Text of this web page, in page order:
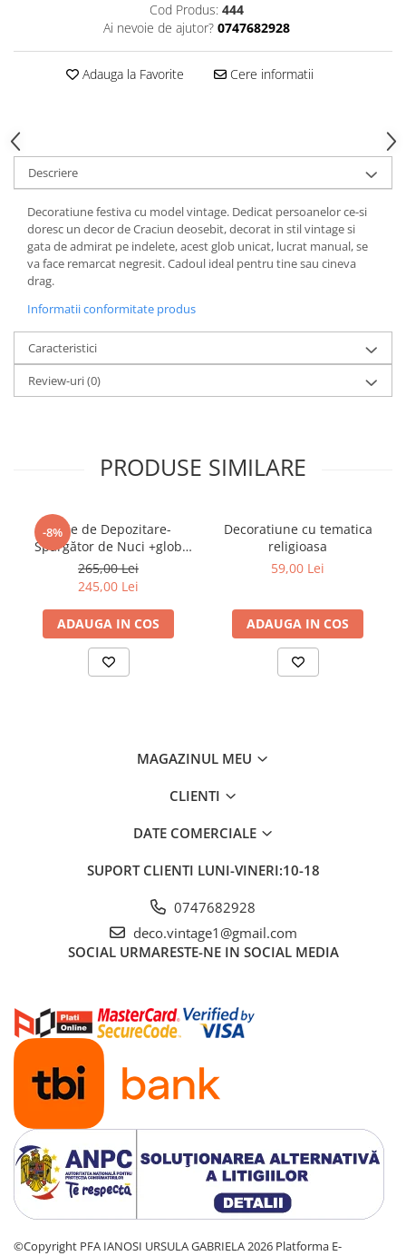
Cod Produs: 444
Ai nevoie de ajutor? 0747682928
Adauga la Favorite Cere informatii
Descriere
Decoratiune festiva cu model vintage. Dedicat persoanelor ce-si
doresc un decor de Craciun deosebit, decorat in stil vintage si
gata de admirat pe indelete, acest glob unicat, lucrat manual, se
va face remarcat negresit. Cadoul ideal pentru tine sau cineva
drag.
Informatii conformitate produs
Caracteristici
Review-uri(0)
PRODUSE SIMILARE
-8%
Cutie de Depozitare-
Spargător de Nuci +glob
inima
265,00 Lei
245,00 Lei
ADAUGA IN COS
Decoratiune cu tematica
religioasa
59,00 Lei
ADAUGA IN COS
MAGAZINUL MEU
CLIENTI
DATE COMERCIALE
SUPORT CLIENTI LUNI-VINERI:10-18
0747682928
deco.vintage1@gmail.com
SOCIAL URMARESTE-NE IN SOCIAL MEDIA
©Copyright PFA IANOSI URSULA GABRIELA 2026 Platforma E-